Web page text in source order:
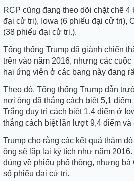
RCP cũng đang theo dõi chặt chẽ
đại cử tri), Iowa (6 phiếu đại cử tri),
(38 phiếu đại cử tri.).
Tổng thống Trump đã giành chiến
trên vào năm 2016, nhưng các
hai ứng viên ở các bang này đang
Theo đó, Tổng thống Trump dẫn
nơi ông đã thắng cách biệt 5,1
Trắng duy trì cách biệt 1,4 điểm ở
thắng cách biệt lần lượt 9,4 điểm và
Trump cho rằng các kết quả thăm
ông sẽ lặp lại kỳ tích như năm
đúng về phiếu phổ thông, nhưng
số phiếu đại cử tri.